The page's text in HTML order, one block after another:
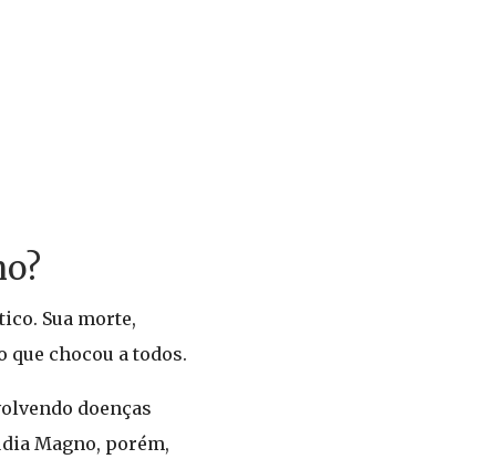
Sua morte,
que chocou a todos.
doenças
Magno, porém,